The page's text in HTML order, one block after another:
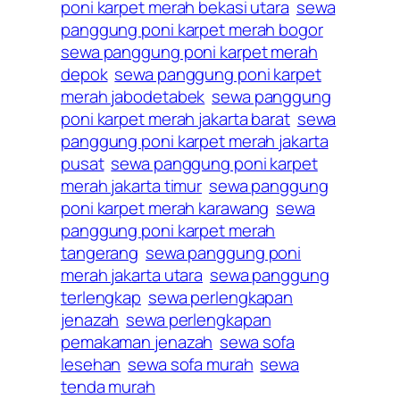
poni karpet merah bekasi utara sewa
panggung poni karpet merah bogor
sewa panggung poni karpet merah
depok sewa panggung poni karpet
merah jabodetabek sewa panggung
poni karpet merah jakarta barat sewa
panggung poni karpet merah jakarta
pusat sewa panggung poni karpet
merah jakarta timur sewa panggung
poni karpet merah karawang sewa
panggung poni karpet merah
tangerang sewa panggung poni
merah jakarta utara sewa panggung
terlengkap sewa perlengkapan
jenazah sewa perlengkapan
pemakaman jenazah sewa sofa
lesehan sewa sofa murah sewa
tenda murah